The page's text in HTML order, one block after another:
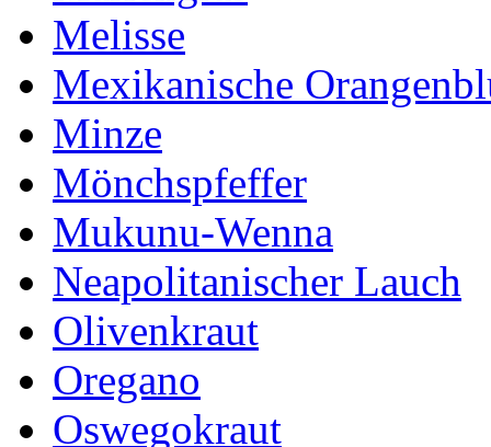
Melisse
Mexikanische
Minze
Mönchspfeffer
Mukunu-Wenna
Neapolitanischer Lauch
Olivenkraut
Oregano
Oswegokraut